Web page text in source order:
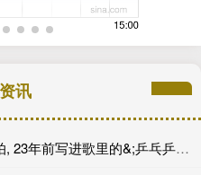
讯
联合证券 周杰伦捡球, 樊振东掏拍, 23年前写进歌里的&;乒乓乒乓&;照进现实